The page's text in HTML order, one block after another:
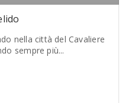
nella città del Cavaliere
sempre più...